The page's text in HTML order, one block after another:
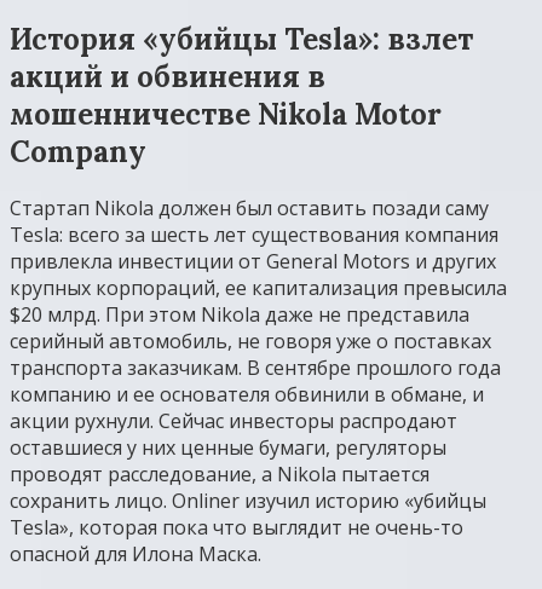
История «убийцы Tesla»: взлет
акций и обвинения в
мошенничестве Nikola Motor
Company
Стартап Nikola должен был оставить позади саму
Tesla: всего за шесть лет существования компания
привлекла инвестиции от General Motors и других
крупных корпораций, ее капитализация превысила
$20 млрд. При этом Nikola даже не представила
серийный автомобиль, не говоря уже о поставках
транспорта заказчикам. В сентябре прошлого года
компанию и ее основателя обвинили в обмане, и
акции рухнули. Сейчас инвесторы распродают
оставшиеся у них ценные бумаги, регуляторы
проводят расследование, а Nikola пытается
сохранить лицо. Onliner изучил историю «убийцы
Tesla», которая пока что выглядит не очень-то
опасной для Илона Маска.